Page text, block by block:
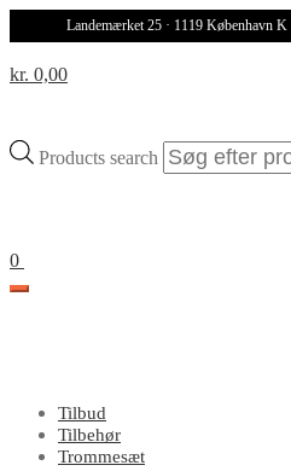
Landemærket 25 · 1119 København K
Products search
kr. 0,00
0
Tilbud
Tilbehør
Trommesæt